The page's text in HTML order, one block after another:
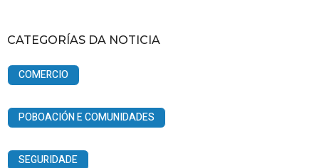
CATEGORÍAS DA NOTICIA
COMERCIO
POBOACIÓN E COMUNIDADES
SEGURIDADE